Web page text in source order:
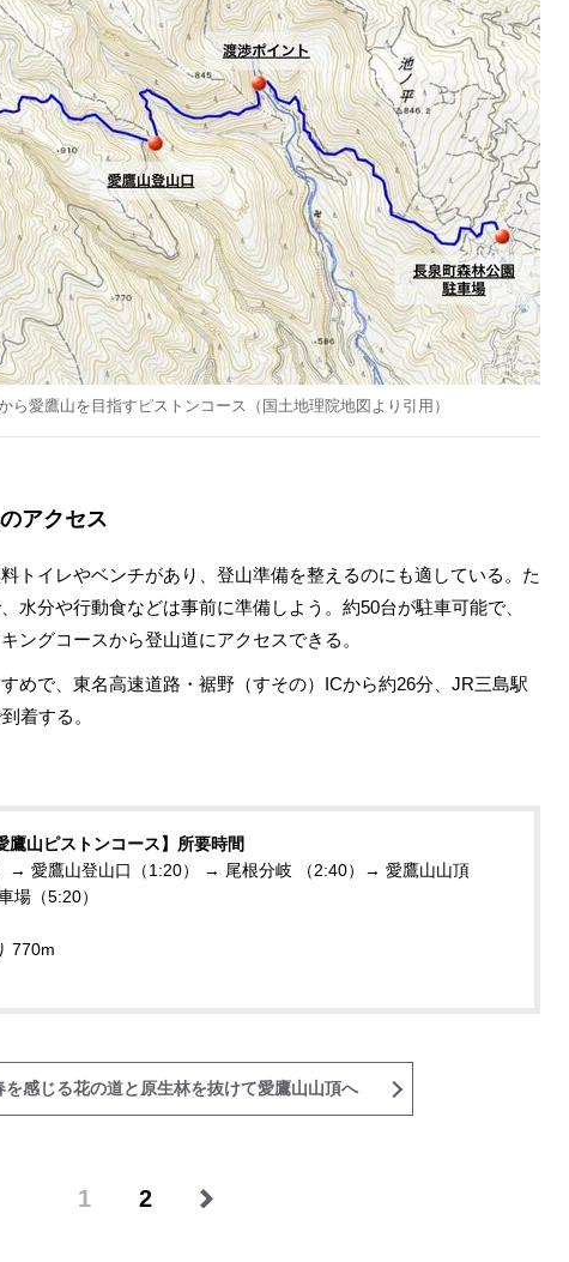
ら愛鷹山を目指すピストンコース（国土地理院地図より引用）
アクセス
トイレやベンチがあり、登山準備を整えるのにも適している。た
水分や行動食などは事前に準備しよう。約50台が駐車可能で、
ングコースから登山道にアクセスできる。
めで、東名高速道路・裾野（すその）ICから約26分、JR三島駅
着する。
鷹山ピストンコース】所要時間
→ 愛鷹山登山口（1:20） → 尾根分岐 （2:40）→ 愛鷹山山頂
場（5:20）
770m
感じる花の道と原生林を抜けて愛鷹山山頂へ
1 2